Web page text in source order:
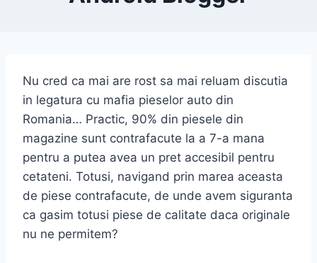
Nu cred ca mai are rost sa mai reluam discutia
in legatura cu mafia pieselor auto din
Romania… Practic, 90% din piesele din
magazine sunt contrafacute la a 7-a mana
pentru a putea avea un pret accesibil pentru
cetateni. Totusi, navigand prin marea aceasta
de piese contrafacute, de unde avem siguranta
ca gasim totusi piese de calitate daca originale
nu ne permitem?